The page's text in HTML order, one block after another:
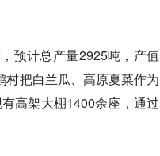
预计总产量2925吨，产值
把白兰瓜、高原夏菜作为
高架大棚1400余座，通过